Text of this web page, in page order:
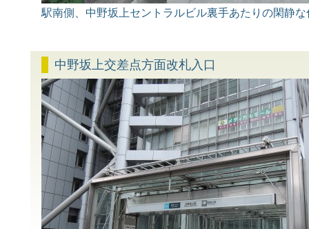
駅南側、中野坂上セントラルビル裏手あたりの閑静な
中野坂上交差点方面改札入口